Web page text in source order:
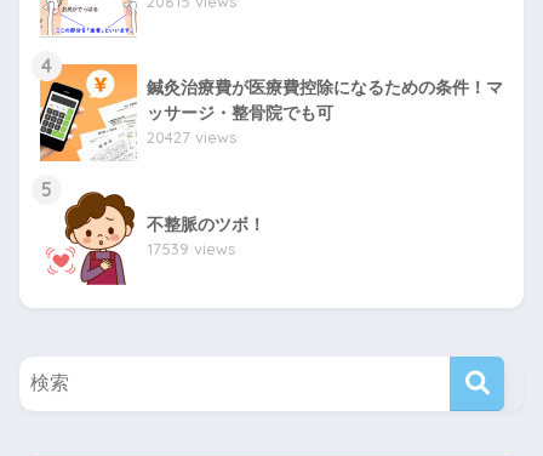
4
鍼灸治療費が医療費控除になるための条件！マ
ッサージ・整骨院でも可
20427 views
5
不整脈のツボ！
17539 views